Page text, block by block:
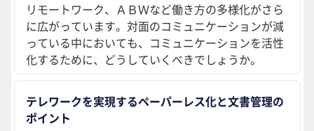
リモートワーク、ＡＢＷなど働き方の多様化がさら
に広がっています。対面のコミュニケーションが減
っている中においても、コミュニケーションを活性
化するために、どうしていくべきでしょうか。
テレワークを実現するペーパーレス化と文書管理の
ポイント